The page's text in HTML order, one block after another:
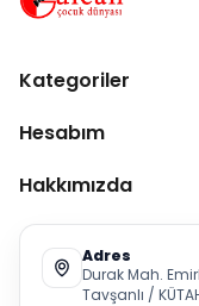
Kategoriler
Hesabım
Hakkımızda
Adres
Durak Mah.
Tavşanlı /